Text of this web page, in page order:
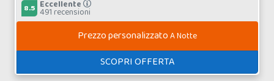
8.5 Eccellente
491 recensioni
Prezzo personalizzatoA Notte
SCOPRI OFFERTA